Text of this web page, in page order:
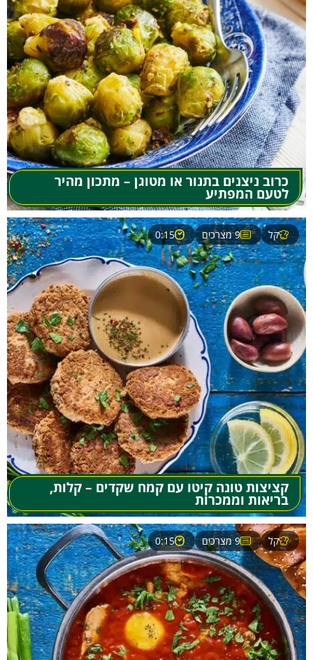
כרוב ניצנים בתנור או מטוגן – מתכון מהיר
לטעם המפתיע
קציצות טונה קיטו עם קמח שקדים – קלות,
בריאות וממכרות
קל 9 מצרכים 0:15
קל 9 מצרכים 0:15